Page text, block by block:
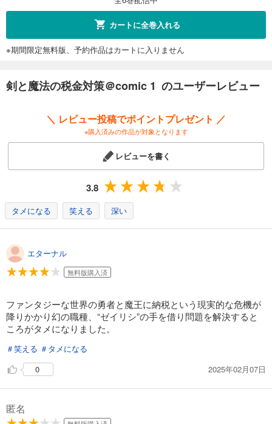
カートに全巻入れる
※期間限定無料版、予約作品はカートに入りません
剣と魔法の税金対策＠comic 1 のユーザーレビュー
＼ レビュー投稿でポイントプレゼント ／
※購入済みの作品が対象となります
レビューを書く
3.8
タメになる 笑える 深い
エターナル
無料版購入済
ファンタジーな世界の勇者と魔王に納税という現実的な危機が
降りかかり幻の職種、“ゼイリシ”の手を借り問題を解決すると
ころがタメになりました。
＃笑える ＃タメになる
0
2025年02月07日
匿名